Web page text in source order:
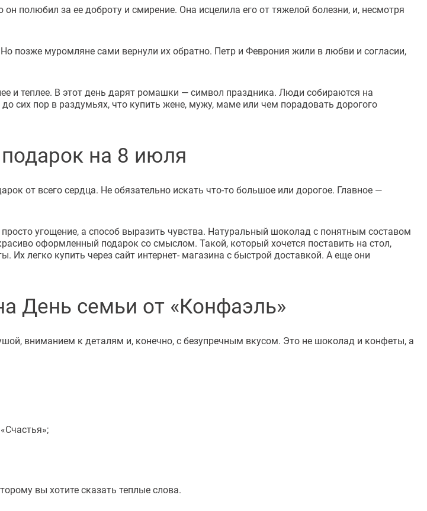
полюбил за ее доброту и смирение. Она исцелила его от тяжелой болезни, и, несмотря
позже муромляне сами вернули их обратно. Петр и Феврония жили в любви и согласии,
и теплее. В этот день дарят ромашки — символ праздника. Люди собираются на
пор в раздумьях, что купить жене, мужу, маме или чем порадовать дорогого
на 8 июля
от всего сердца. Не обязательно искать что-то большое или дорогое. Главное —
угощение, а способ выразить чувства. Натуральный шоколад с понятным составом
оформленный подарок со смыслом. Такой, который хочется поставить на стол,
легко купить через сайт интернет- магазина с быстрой доставкой. А еще они
День семьи от «Конфаэль»
вниманием к деталям и, конечно, с безупречным вкусом. Это не шоколад и конфеты, а
вы хотите сказать теплые слова.